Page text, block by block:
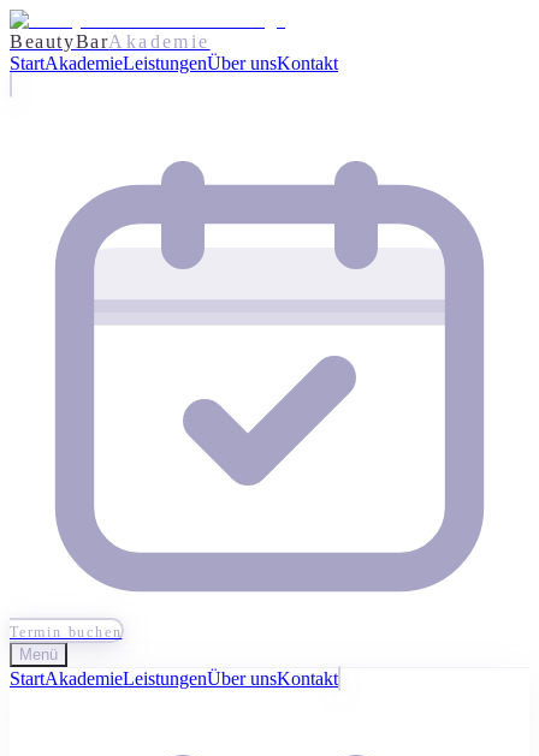
BeautyBarAkademie
StartAkademieLeistungenÜber unsKontakt
Termin buchen
Menü
StartAkademieLeistungenÜber unsKontakt